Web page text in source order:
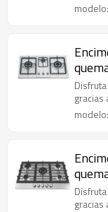
gracias
gracias